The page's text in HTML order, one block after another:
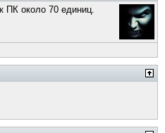
ПК около 70 единиц.